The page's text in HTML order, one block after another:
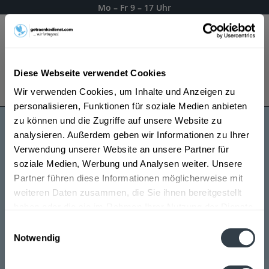
Diese Webseite verwendet Cookies
Wir verwenden Cookies, um Inhalte und Anzeigen zu
personalisieren, Funktionen für soziale Medien anbieten
zu können und die Zugriffe auf unsere Website zu
analysieren. Außerdem geben wir Informationen zu Ihrer
Verwendung unserer Website an unsere Partner für
soziale Medien, Werbung und Analysen weiter. Unsere
Partner führen diese Informationen möglicherweise mit
weiteren Daten zusammen, die Sie ihnen bereitgestellt
Notwendig
Mo – Fr 9 – 17 Uhr
Es gilt unsereDatenschutzerklärung
Pink 47 Gin